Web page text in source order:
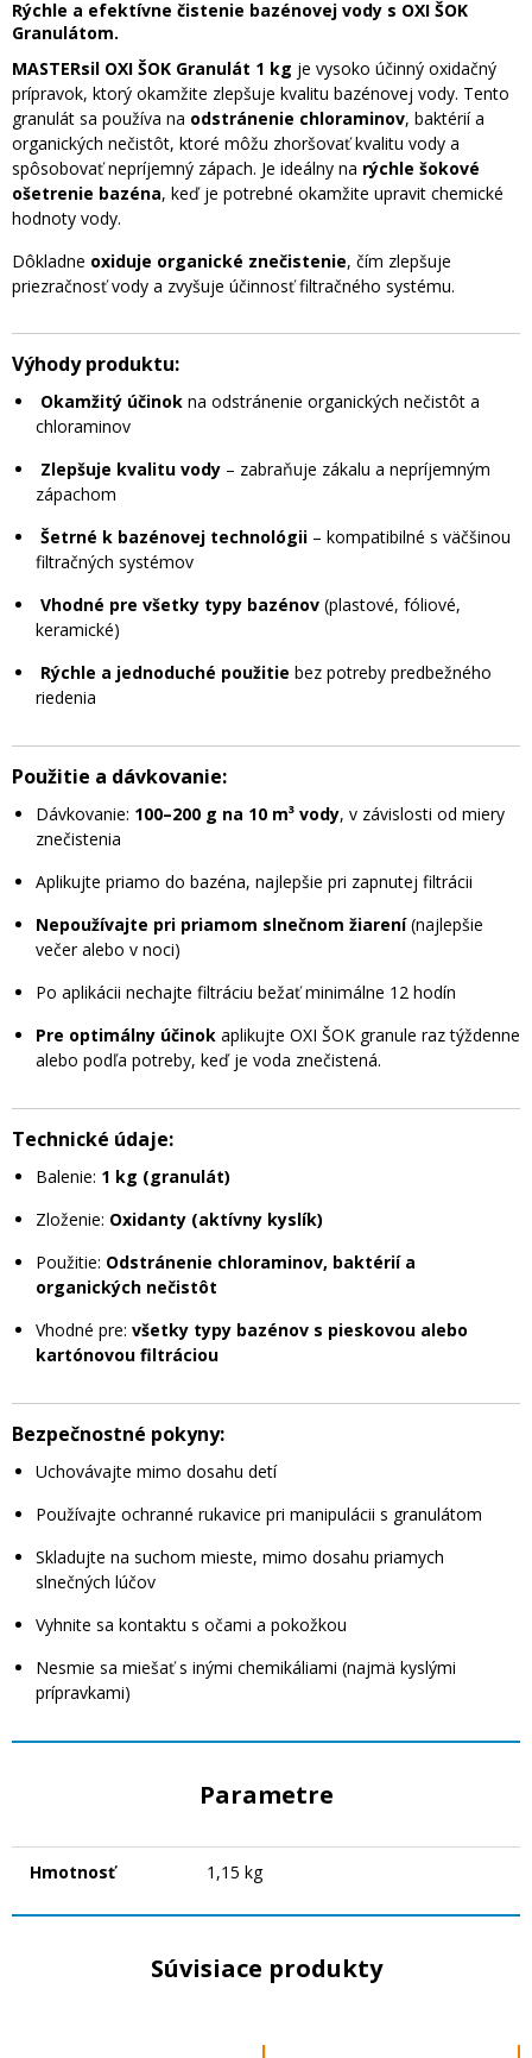
Rýchle a efektívne čistenie bazénovej vody s OXI ŠOK
Granulátom.
MASTERsil OXI ŠOK Granulát 1 kg je vysoko účinný oxidačný
prípravok, ktorý okamžite zlepšuje kvalitu bazénovej vody. Tento
granulát sa používa na odstránenie chloraminov, baktérií a
organických nečistôt, ktoré môžu zhoršovať kvalitu vody a
spôsobovať nepríjemný zápach. Je ideálny na rýchle šokové
ošetrenie bazéna, keď je potrebné okamžite upravit chemické
hodnoty vody.
Dôkladne oxiduje organické znečistenie, čím zlepšuje
priezračnosť vody a zvyšuje účinnosť filtračného systému.
Výhody produktu:
Okamžitý účinok na odstránenie organických nečistôt a
chloraminov
Zlepšuje kvalitu vody – zabraňuje zákalu a nepríjemným
zápachom
Šetrné k bazénovej technológii – kompatibilné s väčšinou
filtračných systémov
Vhodné pre všetky typy bazénov (plastové, fóliové,
keramické)
Rýchle a jednoduché použitie bez potreby predbežného
riedenia
Použitie a dávkovanie:
Dávkovanie: 100–200 g na 10 m³ vody, v závislosti od miery
znečistenia
Aplikujte priamo do bazéna, najlepšie pri zapnutej filtrácii
Nepoužívajte pri priamom slnečnom žiarení(najlepšie
večer alebo v noci)
Po aplikácii nechajte filtráciu bežať minimálne 12 hodín
Pre optimálny účinok aplikujte OXI ŠOK granule raz týždenne
alebo podľa potreby, keď je voda znečistená.
Technické údaje:
Balenie: 1 kg (granulát)
Zloženie: Oxidanty (aktívny kyslík)
Použitie: Odstránenie chloraminov, baktérií a
organických nečistôt
Vhodné pre: všetky typy bazénov s pieskovou alebo
kartónovou filtráciou
Bezpečnostné pokyny:
Uchovávajte mimo dosahu detí
Používajte ochranné rukavice pri manipulácii s granulátom
Skladujte na suchom mieste, mimo dosahu priamych
slnečných lúčov
Vyhnite sa kontaktu s očami a pokožkou
Nesmie sa miešať s inými chemikáliami (najmä kyslými
prípravkami)
Parametre
Hmotnosť 1,15 kg
Súvisiace produkty